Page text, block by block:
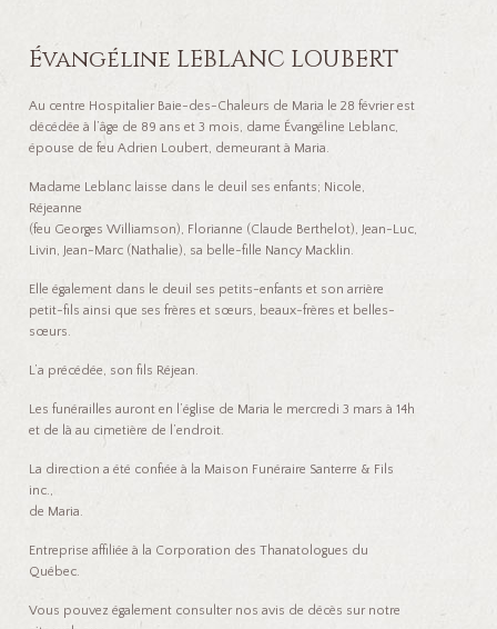
Évangéline LEBLANC LOUBERT
Au centre Hospitalier Baie-des-Chaleurs de Maria le 28 février est
décédée à l’âge de 89 ans et 3 mois, dame Évangéline Leblanc,
épouse de feu Adrien Loubert, demeurant à Maria.
Madame Leblanc laisse dans le deuil ses enfants; Nicole,
Réjeanne
(feu Georges Williamson), Florianne (Claude Berthelot), Jean-Luc,
Livin, Jean-Marc (Nathalie), sa belle-fille Nancy Macklin.
Elle également dans le deuil ses petits-enfants et son arrière
petit-fils ainsi que ses frères et sœurs, beaux-frères et belles-
sœurs.
L’a précédée, son fils Réjean.
Les funérailles auront en l’église de Maria le mercredi 3 mars à 14h
et de là au cimetière de l’endroit.
La direction a été confiée à la Maison Funéraire Santerre & Fils
inc.,
de Maria.
Entreprise affiliée à la Corporation des Thanatologues du
Québec.
Vous pouvez également consulter nos avis de décès sur notre